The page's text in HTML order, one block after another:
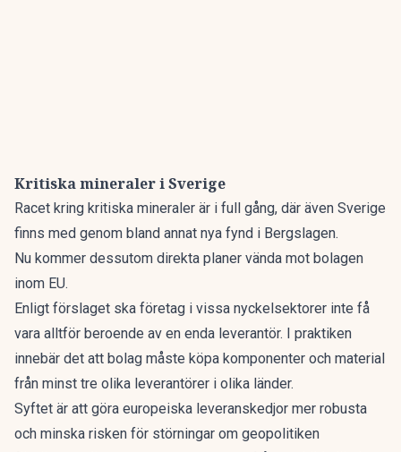
Kritiska mineraler i Sverige
Racet kring kritiska mineraler är i full gång, där även Sverige
finns med genom bland annat nya fynd i Bergslagen.
Nu kommer dessutom direkta planer vända mot bolagen
inom EU.
Enligt förslaget ska företag i vissa nyckelsektorer inte få
vara alltför beroende av en enda leverantör. I praktiken
innebär det att bolag måste köpa komponenter och material
från minst tre olika leverantörer i olika länder.
Syftet är att göra europeiska leveranskedjor mer robusta
och minska risken för störningar om geopolitiken